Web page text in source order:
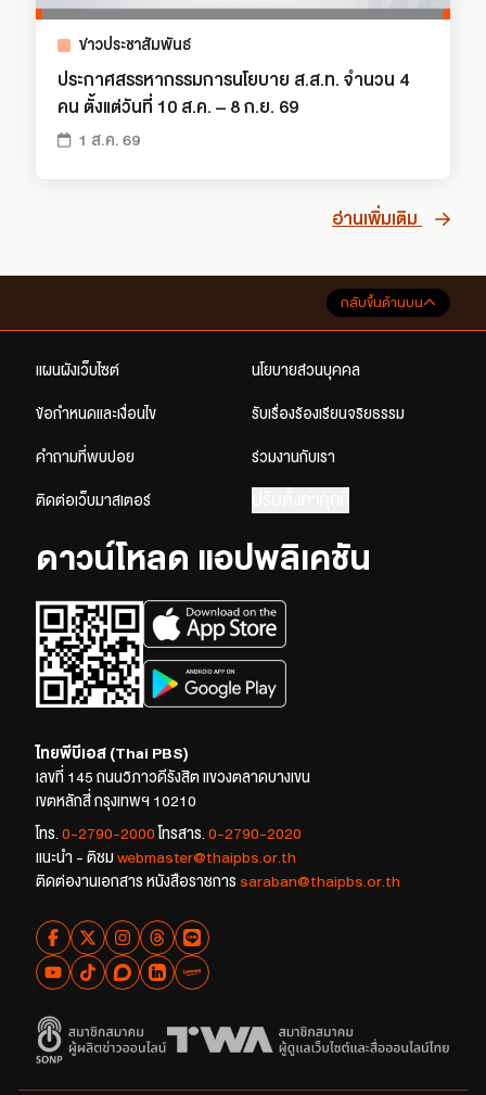
ข่าวประชาสัมพันธ์
ประกาศสรรหากรรมการนโยบาย ส.ส.ท. จำนวน 4
คน ตั้งแต่วันที่ 10 ส.ค. – 8 ก.ย. 69
1 ส.ค. 69
อ่านเพิ่มเติม
กลับขึ้นด้านบน
แผนผังเว็บไซต์ นโยบายส่วนบุคคล
ข้อกำหนดและเงื่อนไข รับเรื่องร้องเรียนจริยธรรม
คำถามที่พบบ่อย ร่วมงานกับเรา
ติดต่อเว็บมาสเตอร์
ดาวน์โหลด แอปพลิเคชัน
ไทยพีบีเอส (Thai PBS)
เลขที่ 145 ถนนวิภาวดีรังสิต แขวงตลาดบางเขน
เขตหลักสี่ กรุงเทพฯ 10210
โทร. 0-2790-2000 โทรสาร. 0-2790-2020
แนะนำ - ติชม webmaster@thaipbs.or.th
ติดต่องานเอกสาร หนังสือราชการ saraban@thaipbs.or.th